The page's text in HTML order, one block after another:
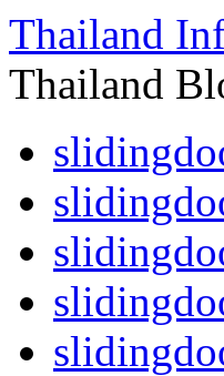
Thailand
Thailand